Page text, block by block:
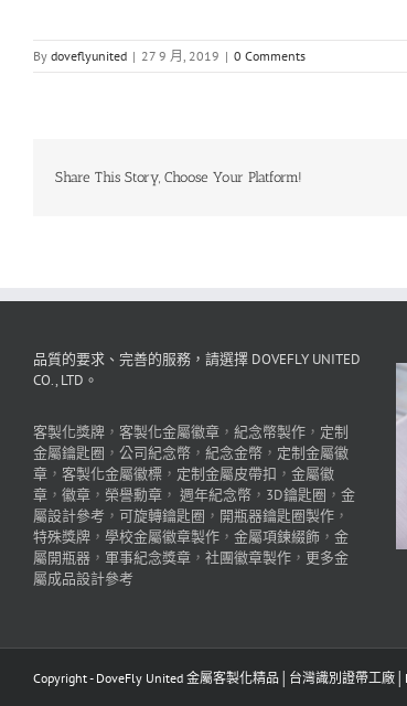
By doveflyunited | 27 9 月, 2019 | 0 Comments
Share This Story, Choose Your Platform!
品質的要求、完善的服務，請選擇 DOVEFLY UNITED
CO., LTD。
客製化獎牌 ， 客製化金屬徽章 ， 紀念幣製作 ， 定制
金屬鑰匙圈 ， 公司紀念幣 ， 紀念金幣 ， 定制金屬徽
章 ， 客製化金屬徽標 ， 定制金屬皮帶扣 ， 金屬徽
章 ， 徽章 ， 榮譽勳章 ， 週年紀念幣 ， 3D鑰匙圈 ， 金
屬設計參考 ， 可旋轉鑰匙圈 ， 開瓶器鑰匙圈製作 ，
特殊獎牌 ， 學校金屬徽章製作 ， 金屬項鍊綴飾 ， 金
屬開瓶器 ， 軍事紀念獎章 ， 社團徽章製作 ， 更多金
屬成品設計參考
Copyright - DoveFly United 金屬客製化精品│台灣識別證帶工